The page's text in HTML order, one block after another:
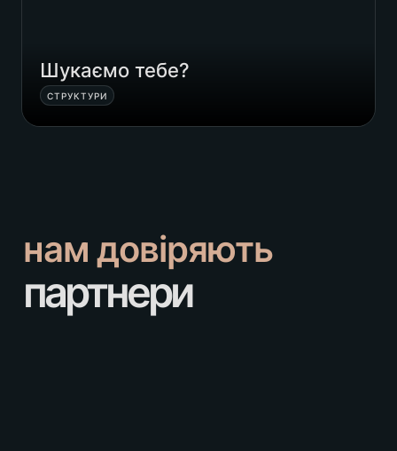
Шукаємо тебе?
СТРУКТУРИ
нам довіряють
партнери